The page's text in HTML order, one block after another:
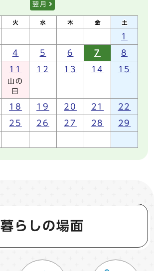
翌月
1
4 5 6 7 8
11
山の
日
12 13 14 15
18 19 20 21 22
25 26 27 28 29
暮らしの場面